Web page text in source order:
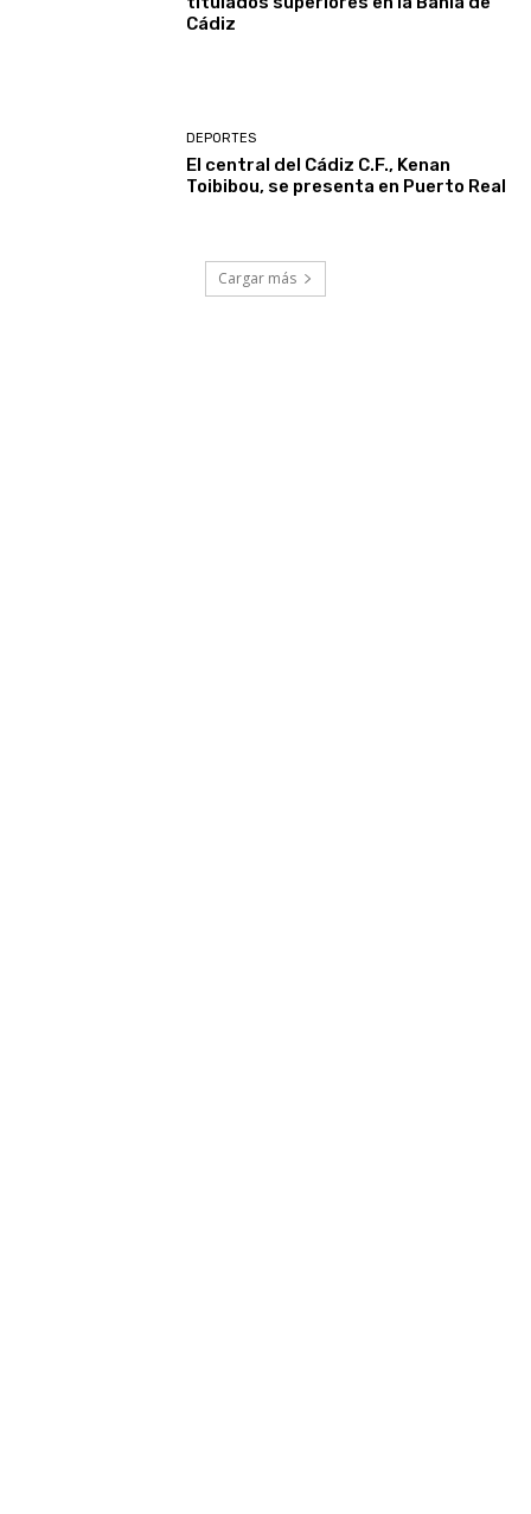
Cádiz
DEPORTES
El central del Cádiz C.F., Kenan
Toibibou, se presenta en Puerto Real
Cargar más